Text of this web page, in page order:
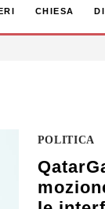
CHIESA
POLITICA